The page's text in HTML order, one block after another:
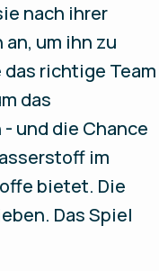
nach ihrer
um ihn zu
richtige Team
das
und die Chance
im
bietet. Die
Das Spiel